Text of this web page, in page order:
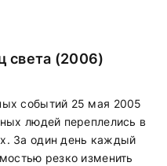
света (2006)
событий 25 мая 2005
людей переплелись в
За один день каждый
резко изменить